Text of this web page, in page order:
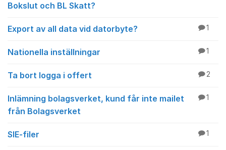
Bokslut och BL Skatt?
Export av all data vid datorbyte? 1
Nationella inställningar 1
Ta bort logga i offert 2
Inlämning bolagsverket, kund får inte mailet
från Bolagsverket
1
SIE-filer 1